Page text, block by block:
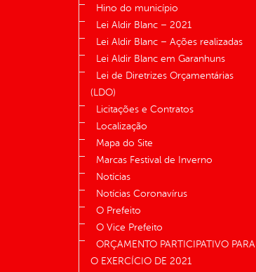
Hino do município
Lei Aldir Blanc – 2021
Lei Aldir Blanc – Ações realizadas
Lei Aldir Blanc em Garanhuns
Lei de Diretrizes Orçamentárias
(LDO)
Licitações e Contratos
Localização
Mapa do Site
Marcas Festival de Inverno
Notícias
Notícias Coronavírus
O Prefeito
O Vice Prefeito
ORÇAMENTO PARTICIPATIVO PARA
O EXERCÍCIO DE 2021